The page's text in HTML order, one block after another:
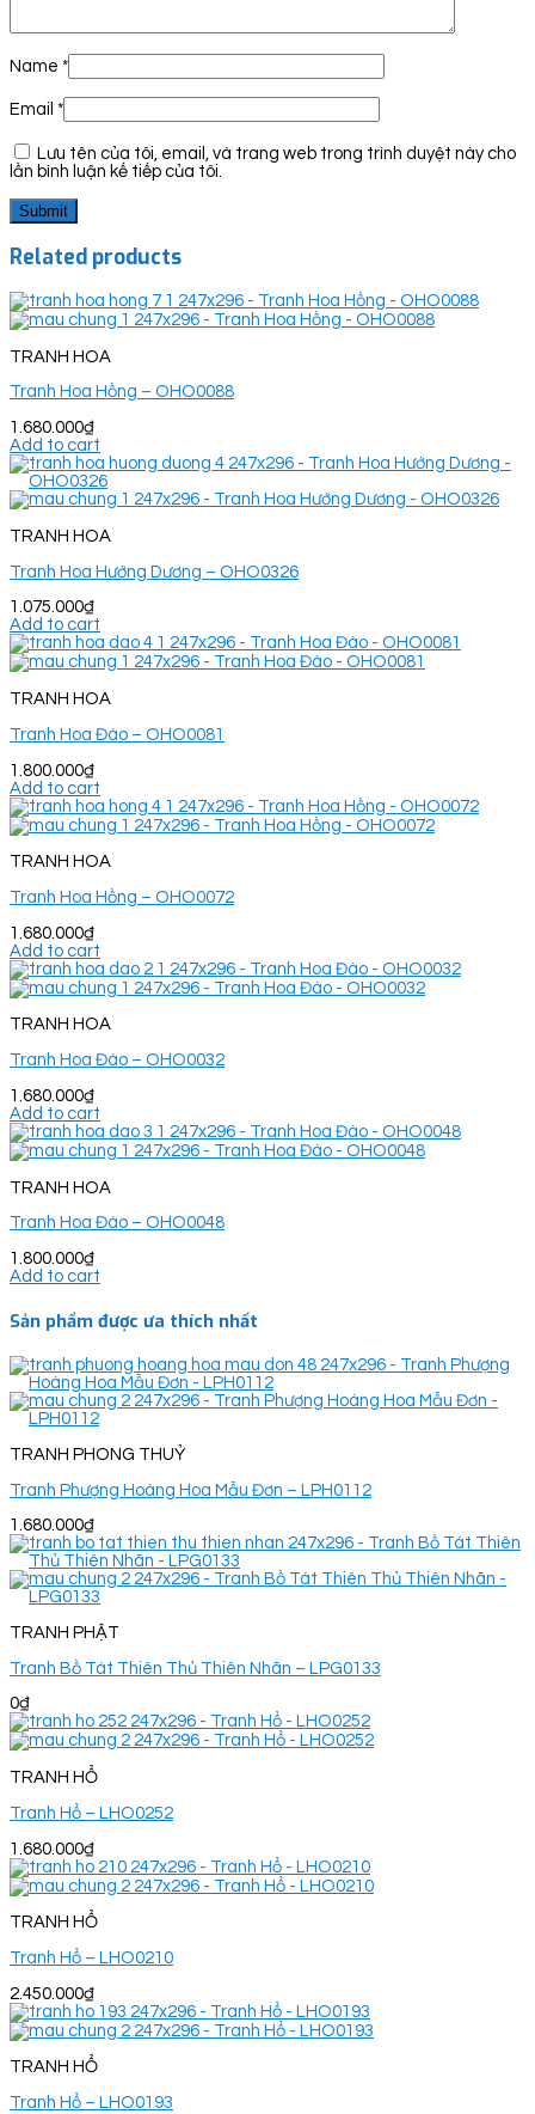
Name *
Email *
Lưu tên của tôi, email, và trang web trong trình duyệt này cho
lần bình luận kế tiếp của tôi.
Related products
TRANH HOA
Tranh Hoa Hồng – OHO0088
1.680.000₫
Add to cart
TRANH HOA
Tranh Hoa Hướng Dương – OHO0326
1.075.000₫
Add to cart
TRANH HOA
Tranh Hoa Đào – OHO0081
1.800.000₫
Add to cart
TRANH HOA
Tranh Hoa Hồng – OHO0072
1.680.000₫
Add to cart
TRANH HOA
Tranh Hoa Đào – OHO0032
1.680.000₫
Add to cart
TRANH HOA
Tranh Hoa Đào – OHO0048
1.800.000₫
Add to cart
Sản phẩm được ưa thích nhất
TRANH PHONG THUỶ
Tranh Phượng Hoàng Hoa Mẫu Đơn – LPH0112
1.680.000₫
TRANH PHẬT
Tranh Bồ Tát Thiên Thủ Thiên Nhãn – LPG0133
0₫
TRANH HỔ
Tranh Hổ – LHO0252
1.680.000₫
TRANH HỔ
Tranh Hổ – LHO0210
2.450.000₫
TRANH HỔ
Tranh Hổ – LHO0193